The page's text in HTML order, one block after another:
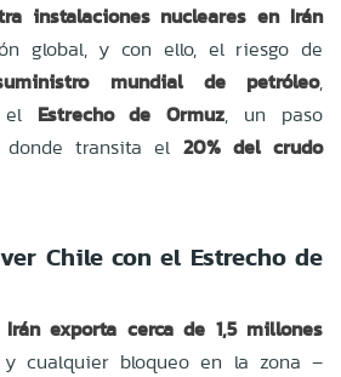
instalaciones nucleares en Irán
global, y con ello, el riesgo de
mundial de petróleo,
el Estrecho de Ormuz, un paso
transita el 20% del crudo
Chile con el Estrecho de
Irán exporta cerca de 1,5 millones
cualquier bloqueo en la zona –